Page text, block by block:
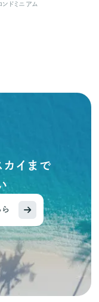
ンドミニアム
イまで